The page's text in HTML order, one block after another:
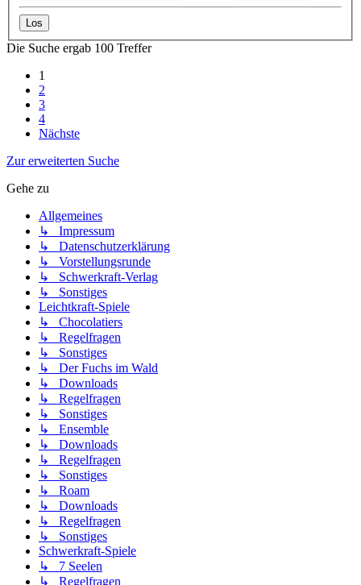
Die Suche ergab 100 Treffer
1
2
3
4
Nächste
Zur erweiterten Suche
Gehe zu
Allgemeines
↳ Impressum
↳ Datenschutzerklärung
↳ Vorstellungsrunde
↳ Schwerkraft-Verlag
↳ Sonstiges
Leichtkraft-Spiele
↳ Chocolatiers
↳ Regelfragen
↳ Sonstiges
↳ Der Fuchs im Wald
↳ Downloads
↳ Regelfragen
↳ Sonstiges
↳ Ensemble
↳ Downloads
↳ Regelfragen
↳ Sonstiges
↳ Roam
↳ Downloads
↳ Regelfragen
↳ Sonstiges
Schwerkraft-Spiele
↳ 7 Seelen
↳ Regelfragen